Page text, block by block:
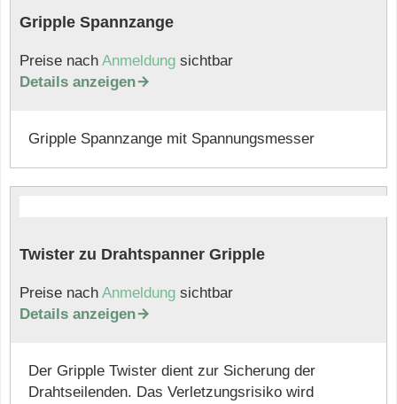
Gripple Spannzange
Preise nach Anmeldung sichtbar
Details anzeigen
Gripple Spannzange mit Spannungsmesser
Twister zu Drahtspanner Gripple
Preise nach Anmeldung sichtbar
Details anzeigen
Der Gripple Twister dient zur Sicherung der
Drahtseilenden. Das Verletzungsrisiko wird